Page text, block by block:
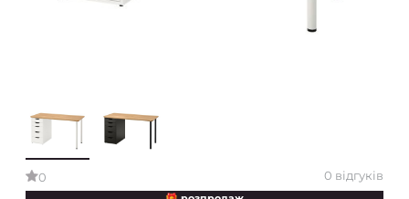
0 0 відгуків